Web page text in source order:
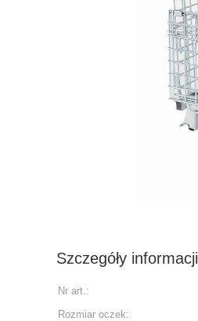
Szczegóły informacji
Nr art.:
Rozmiar oczek: